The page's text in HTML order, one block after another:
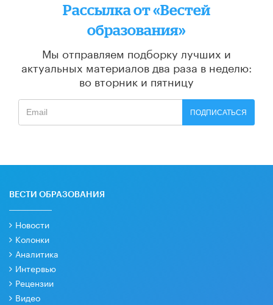
Рассылка от «Вестей
образования»
Мы отправляем подборку лучших и
актуальных материалов два раза в неделю:
во вторник и пятницу
ПОДПИСАТЬСЯ
ВЕСТИ ОБРАЗОВАНИЯ
Новости
Колонки
Аналитика
Интервью
Рецензии
Видео